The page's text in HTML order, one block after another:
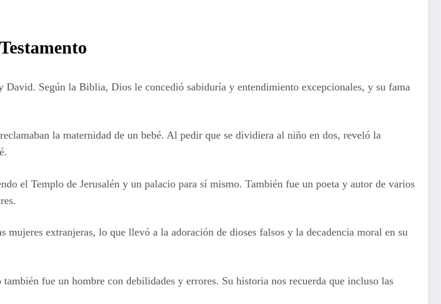
Según la Biblia, Dios le concedió sabiduría y entendimiento excepcionales, y su fama
la maternidad de un bebé. Al pedir que se dividiera al niño en dos, reveló la
el Templo de Jerusalén y un palacio para sí mismo. También fue un poeta y autor de varios
extranjeras, lo que llevó a la adoración de dioses falsos y la decadencia moral en su
fue un hombre con debilidades y errores. Su historia nos recuerda que incluso las